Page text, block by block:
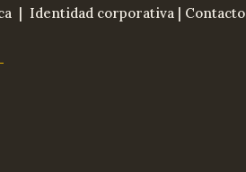
| Identidad corporativa | Contacto